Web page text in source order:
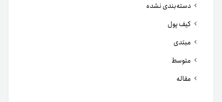
دسته‌بندی نشده
کیف پول
مبتدی
متوسط
مقاله